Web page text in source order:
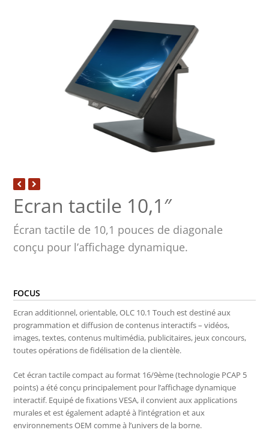
Ecran tactile 10,1″
Écran tactile de 10,1 pouces de diagonale
conçu pour l’affichage dynamique.
FOCUS
Ecran additionnel, orientable, OLC 10.1 Touch est destiné aux
programmation et diffusion de contenus interactifs – vidéos,
images, textes, contenus multimédia, publicitaires, jeux concours,
toutes opérations de fidélisation de la clientèle.
Cet écran tactile compact au format 16/9ème (technologie PCAP 5
points) a été conçu principalement pour l’affichage dynamique
interactif. Equipé de fixations VESA, il convient aux applications
murales et est également adapté à l’intégration et aux
environnements OEM comme à l’univers de la borne.